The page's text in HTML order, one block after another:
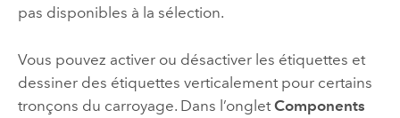
pas disponibles à la sélection.
Vous pouvez activer ou désactiver les étiquettes et
dessiner des étiquettes verticalement pour certains
tronçons du carroyage. Dans l’onglet Components